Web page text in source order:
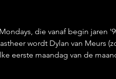
die vanaf begin jaren
wordt Dylan van Meurs
eerste maandag van de